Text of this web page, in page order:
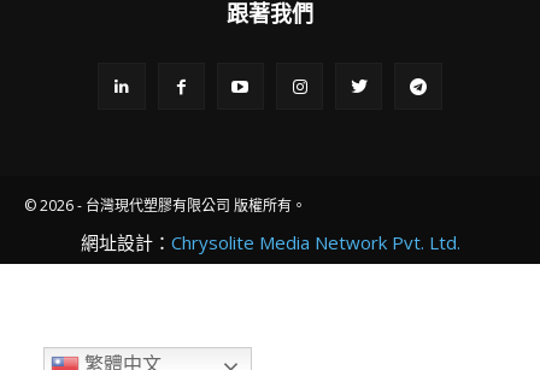
跟著我們
© 2026 - 台灣現代塑膠有限公司 版權所有。
網址設計： Chrysolite Media Network Pvt. Ltd.
繁體中文